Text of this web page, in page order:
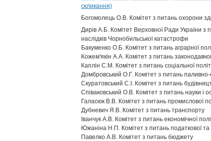
скликання)
Богомолець О.В. Комітет з питань охорони
Дирів А.Б. Комітет Верховної Ради України з
наслідків Чорнобильської катастрофи
Бакуменко О.Б. Комітет з питань аграрної
Кожем'якін А.А. Комітет з питань
Каплін С.М. Комітет з питань соціальної
Домбровський О.Г. Комітет з питань паливно-
Скуратовський С.І. Комітет з питань
Співаковський О.В. Комітет з питань науки і
Галасюк В.В. Комітет з питань промислової
Дубневич Я.В. Комітет з питань транспорту
Іванчук А.В. Комітет з питань економічної
Южаніна Н.П. Комітет з питань податкової та
Павелко А.В. Комітет з питань бюджету